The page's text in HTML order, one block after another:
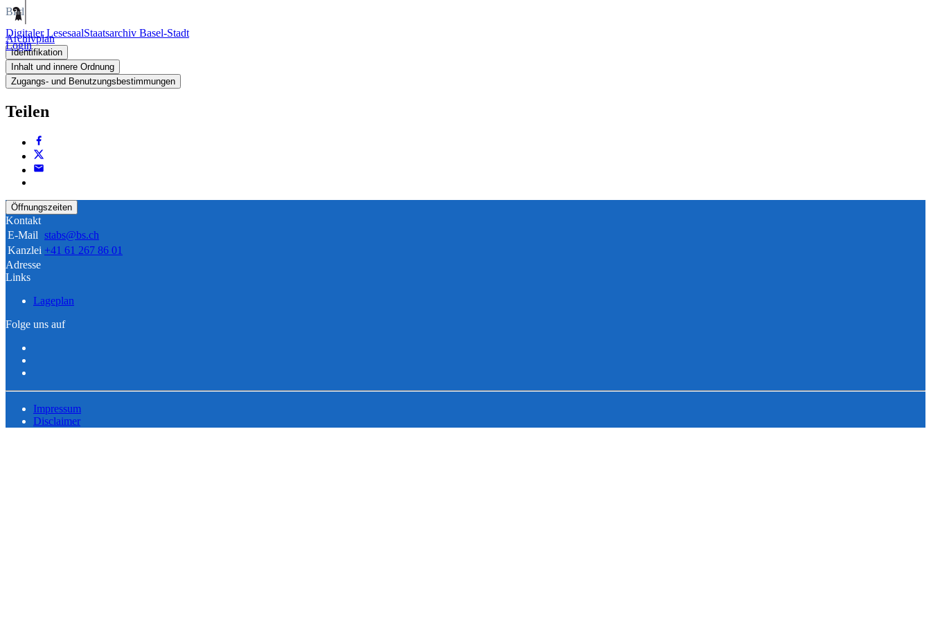
Digitaler LesesaalStaatsarchiv Basel-Stadt
Login
Bild
Archivplan
Identifikation
Inhalt und innere Ordnung
Zugangs- und Benutzungsbestimmungen
Teilen
Öffnungszeiten
Kontakt
E-Mail stabs@bs.ch
Kanzlei +41 61 267 86 01
Adresse
Links
Lageplan
Folge uns auf
Impressum
Disclaimer